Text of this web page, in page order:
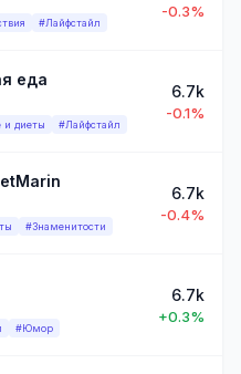
#Лайфстайл
-0.3%
еда
и диеты #Лайфстайл
6.7k
-0.1%
#Знаменитости
6.7k
-0.4%
#Юмор
6.7k
+0.3%